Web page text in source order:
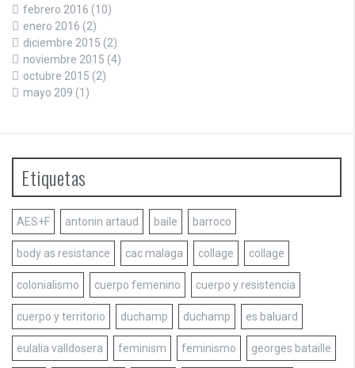
febrero 2016 (10)
enero 2016 (2)
diciembre 2015 (2)
noviembre 2015 (4)
octubre 2015 (2)
mayo 209 (1)
Etiquetas
AES+F antonin artaud baile barroco
body as resistance cac malaga collage collage
colonialismo cuerpo femenino cuerpo y resistencia
cuerpo y territorio duchamp duchamp es baluard
eulalia valldosera feminism feminismo georges bataille